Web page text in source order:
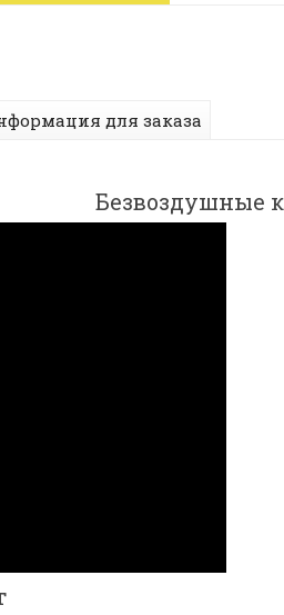
для заказа
Безвоздушные